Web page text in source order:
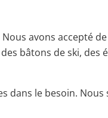
avons accepté
bâtons de ski, des
dans le besoin.